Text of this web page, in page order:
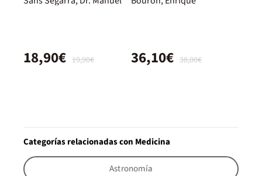
19,90€
18,90€ 38,00€
36,10€
Categorías relacionadas con Medicina
Astronomía